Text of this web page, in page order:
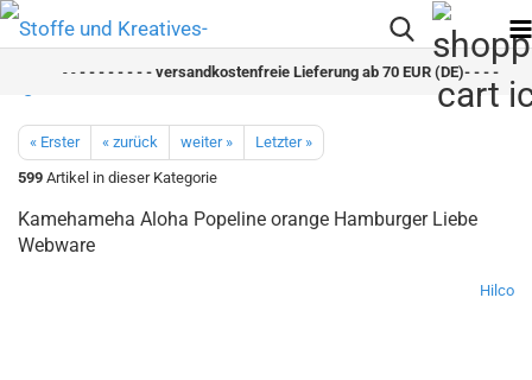
- - - - - - - - versandkostenfreie Lieferung ab 70 EUR (DE)- - - - - - -
« Erster « zurück weiter »
Letzter »
599 Artikel in dieser Kategorie
Kamehameha Aloha Popeline orange Hamburger Liebe
Webware
Hilco